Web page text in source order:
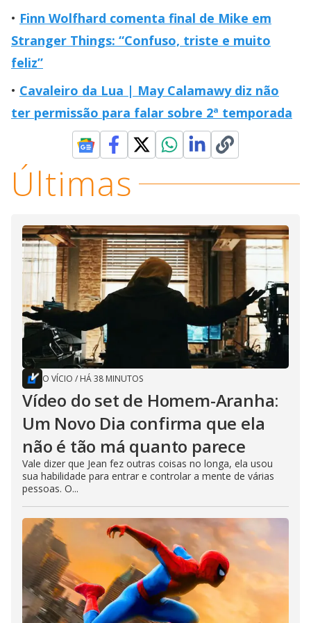
Finn Wolfhard comenta final de Mike em
Stranger Things: “Confuso, triste e muito
feliz”
Cavaleiro da Lua | May Calamawy diz não
ter permissão para falar sobre 2ª temporada
Últimas
O VÍCIO / HÁ 38 MINUTOS
Vídeo do set de Homem-Aranha:
Um Novo Dia confirma que ela
não é tão má quanto parece
Vale dizer que Jean fez outras coisas no longa, ela usou
sua habilidade para entrar e controlar a mente de várias
pessoas. O...